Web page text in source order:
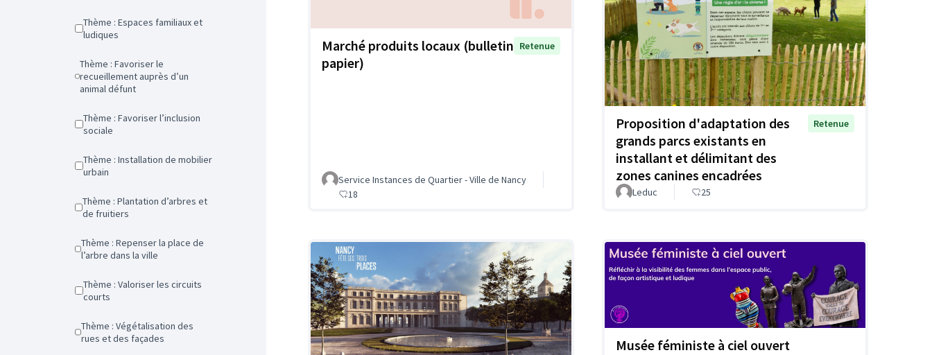
Thème : Espaces familiaux et
ludiques
Thème : Favoriser le
recueillement auprès d’un
animal défunt
Thème : Favoriser l’inclusion
sociale
Thème : Installation de mobilier
urbain
Thème : Plantation d’arbres et
de fruitiers
Thème : Repenser la place de
l’arbre dans la ville
Thème : Valoriser les circuits
courts
Thème : Végétalisation des
rues et des façades
Marché produits locaux (bulletin
papier)
Retenue
Service Instances de Quartier - Ville de Nancy
18
Proposition d'adaptation des
grands parcs existants en
installant et délimitant des
zones canines encadrées
Retenue
Leduc 25
Musée féministe à ciel ouvert